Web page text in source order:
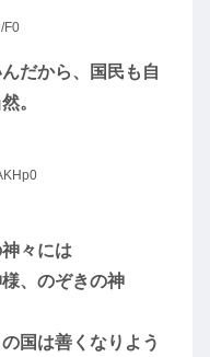
F0
だから、国民も自
。
々には
、のぞきの神
国は善くなりよう